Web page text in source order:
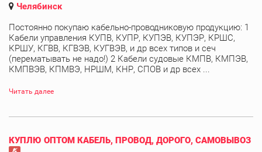
Челябинск
Постоянно покупаю кабельно-проводниковую продукцию: 1
Кабели управления КУПВ, КУПР, КУПЭВ, КУПЭР, КРШС,
КРШУ, КГВВ, КГВЭВ, КУГВЭВ, и др всех типов и сеч
(перематывать не надо!) 2 Кабели судовые КМПВ, КМПЭВ,
КМПВЭВ, КПМВЭ, НРШМ, КНР, СПОВ и др всех ...
Читать далее
КУПЛЮ ОПТОМ КАБЕЛЬ, ПРОВОД, ДОРОГО, САМОВЫВОЗ